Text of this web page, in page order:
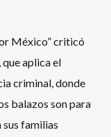
México” criticó
que aplica el
criminal, donde
balazos son para
sus familias